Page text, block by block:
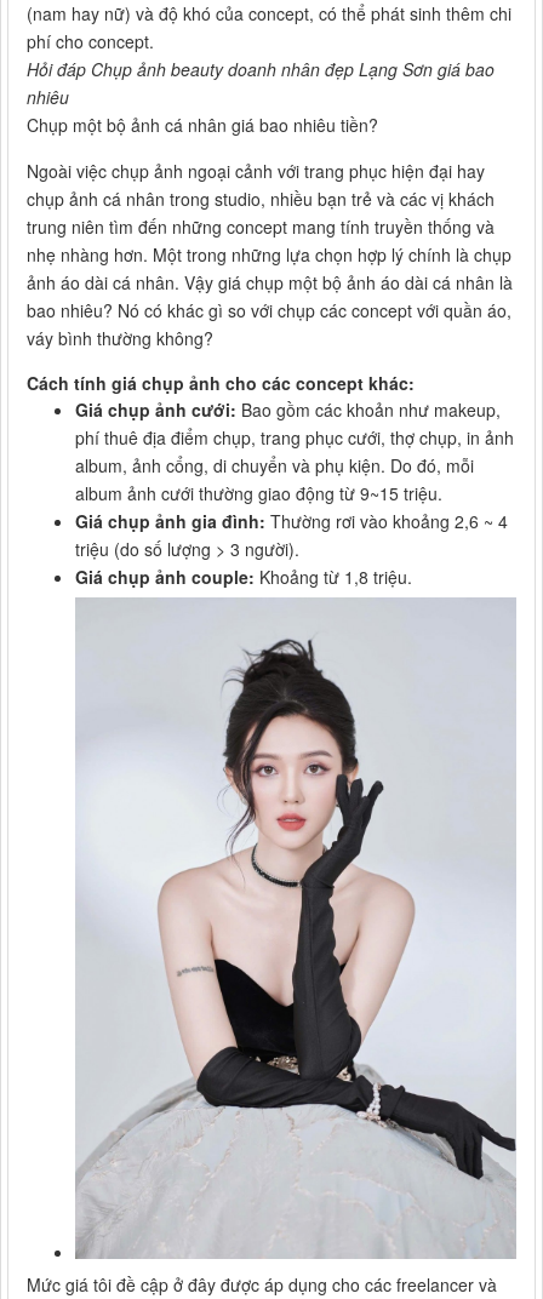
(nam hay nữ) và độ khó của concept, có thể phát sinh thêm chi
phí cho concept.
Hỏi đáp Chụp ảnh beauty doanh nhân đẹp Lạng Sơn giá bao
nhiêu
Chụp một bộ ảnh cá nhân giá bao nhiêu tiền?
Ngoài việc chụp ảnh ngoại cảnh với trang phục hiện đại hay
chụp ảnh cá nhân trong studio, nhiều bạn trẻ và các vị khách
trung niên tìm đến những concept mang tính truyền thống và
nhẹ nhàng hơn. Một trong những lựa chọn hợp lý chính là chụp
ảnh áo dài cá nhân. Vậy giá chụp một bộ ảnh áo dài cá nhân là
bao nhiêu? Nó có khác gì so với chụp các concept với quần áo,
váy bình thường không?
Cách tính giá chụp ảnh cho các concept khác:
Giá chụp ảnh cưới: Bao gồm các khoản như makeup,
phí thuê địa điểm chụp, trang phục cưới, thợ chụp, in ảnh
album, ảnh cổng, di chuyển và phụ kiện. Do đó, mỗi
album ảnh cưới thường giao động từ 9~15 triệu.
Giá chụp ảnh gia đình: Thường rơi vào khoảng 2,6 ~ 4
triệu (do số lượng > 3 người).
Giá chụp ảnh couple: Khoảng từ 1,8 triệu.
Mức giá tôi đề cập ở đây được áp dụng cho các freelancer và